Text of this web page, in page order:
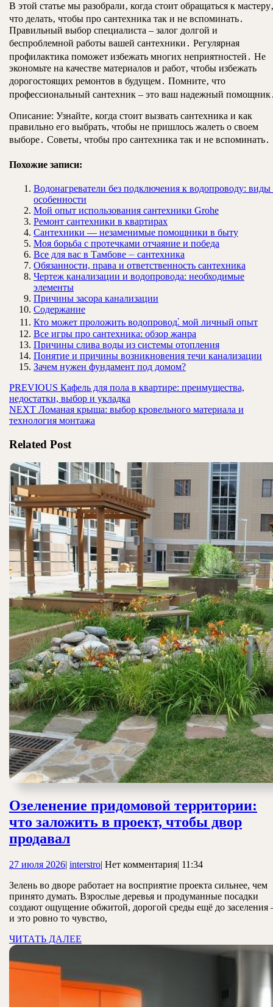
В этой статье мы разобрали‚ когда стоит обращаться к
что делать‚ чтобы про сантехника так и не вспоминать․
Правильный выбор специалиста – залог долгой и
беспроблемной работы вашей сантехники․ Регулярная
профилактика поможет избежать многих неприятностей․ Не
экономьте на качестве материалов и работ‚ чтобы избежать
дорогостоящих ремонтов в будущем․ Помните‚ что
профессиональный сантехник – это ваш надежный
Описание: Узнайте‚ когда стоит вызвать сантехника и как
правильно его выбрать‚ чтобы не пришлось жалеть о своем
выборе․ Советы‚ чтобы про сантехника так и не вспоминать․
Похожие записи:
Водонагреватели без подключения к водопроводу: виды
особенности
Мой опыт использования сантехники Grohe
Ремонт сантехники в квартирах
Сантехники ― незаменимые помощники в быту
Моя борьба с протечками отчаяние и победа
Все для вас в Тамбове ⏤ сантехника
Обязанности, права и ответственность сантехника
Чертеж канализации и водопровода: необходимые
элементы
Причины засора канализации
Содержание
Кто может проложить водопровод⁚ мой личный опыт
Все игры про сантехника: обзор жанра
Причины слива воды из системы отопления
Понятие и причины возникновения течи канализации
Зачем нужен фундамент под домом?
Навигация
по
записям
PREVIOUS Предыдущая
запись:
Кафель для пола в квартире: преимущества,
недостатки, выбор и укладка
NEXT Следующая
запись:
Ломаная крыша: выбор кровельного материала и
технология монтажа
Related Post
Озеленение придомовой территории:
что заложить в проект, чтобы двор
продавалОзеленение
территории:
что
заложить
в
проект,
продавал
27 июля 202627
2026
| interstrointerstro
| Нет комментария| 11:34
Зелень во дворе работает на восприятие проекта сильнее, чем
принято думать. Взрослые деревья и продуманные посадки
создают ощущение обжитой, дорогой среды ещё до
и это ровно то чувство,
ЧИТАТЬ ДАЛЕЕ